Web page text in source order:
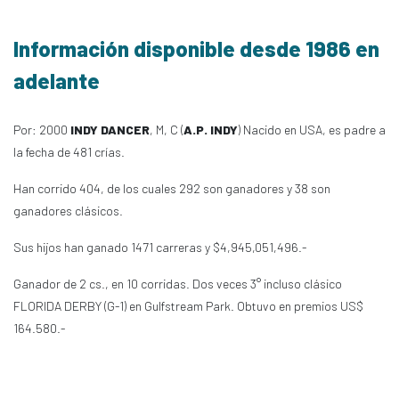
Información disponible desde 1986 en
adelante
Por: 2000 INDY DANCER, M, C (A.P. INDY) Nacido en USA, es padre a
la fecha de 481 crías.
Han corrido 404, de los cuales 292 son ganadores y 38 son
ganadores clásicos.
Sus hijos han ganado 1471 carreras y $4,945,051,496.-
Ganador de 2 cs., en 10 corridas. Dos veces 3° incluso clásico
FLORIDA DERBY (G-1) en Gulfstream Park. Obtuvo en premios US$
164.580.-